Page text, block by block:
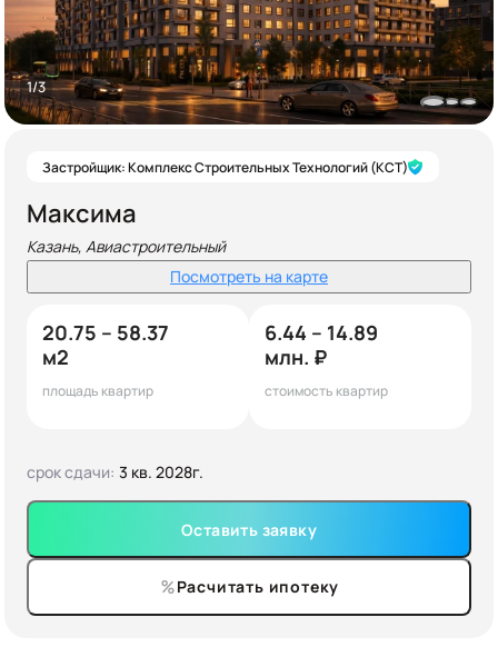
1/3
Застройщик: Комплекс Строительных Технологий (КСТ)
Максима
Казань, Авиастроительный
Посмотреть на карте
20.75 – 58.37
м2
площадь квартир
6.44 – 14.89
млн. ₽
стоимость квартир
срок сдачи: 3 кв. 2028г.
Оставить заявку
Расчитать ипотеку